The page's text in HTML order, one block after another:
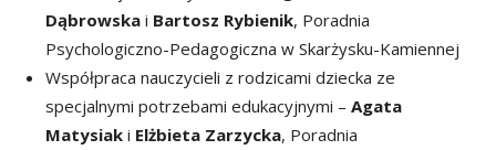
Dąbrowska i Bartosz Rybienik, Poradnia
Psychologiczno-Pedagogiczna w Skarżysku-Kamiennej
Współpraca nauczycieli z rodzicami dziecka ze
specjalnymi potrzebami edukacyjnymi – Agata
Matysiak i Elżbieta Zarzycka, Poradnia